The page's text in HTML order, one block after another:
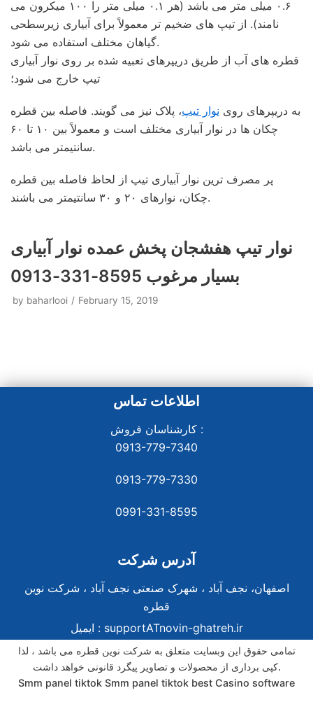
۰.۶ میلی متر می باشد (هر ۰.۱ میلی متر را ۱۰۰ میکرون می
نامند). از تیپ های ضخیم تر معمولاً برای آبیاری زیرسطحی
گیاهان مختلف استفاده می شود.
قطره های آب از طریق دریپرهای تعبیه شده بر روی نوار آبیاری
تیپ خارج می شود؛
به دریپرهای روی نوار تیپ، پلاک نیز می گویند. فاصله بین قطره
چکان ها در نوار آبیاری مختلف است و معمولاً بین ۱۰ تا ۶۰
سانتیمتر می باشد.
پر مصرف ترین نوار آبیاری تیپ از لحاظ فاصله بین قطره
چکان، نوارهای ۲۰ و ۳۰ سانتیمتر می باشند.
نوار تیپ هفشجان پخش عمده نوار آبیاری
بسیار مرغوب 8595-331-0913
by baharlooi February 15, 2019
اطلاعات تماس
کارشناسان فروش :
0913-779-7340
0913-779-7330
0991-331-8595
آدرس شرکت
اصفهان، نجف آباد ، شهرک صنعتی نجف آباد ، شرکت نوین
قطره
ایمیل : supportATnovin-ghatreh.ir
تمامی حقوق این وبسایت متعلق به شرکت نوین قطره می باشد ، لذا
کپی برداری از محصولات و تصاویر پیگرد قانونی خواهد داشت.
Smm panel tiktok Smm panel tiktok best Casino software